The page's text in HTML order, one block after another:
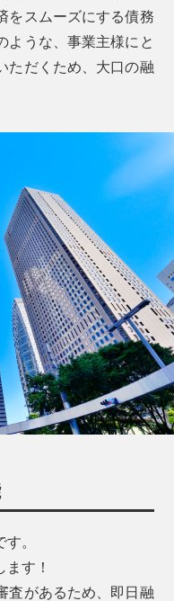
をスムーズにする債務
ような、事業主様にと
ただくため、大口の融
。
す！
査があるため、即日融